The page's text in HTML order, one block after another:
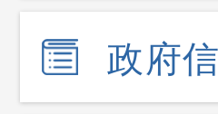
政府